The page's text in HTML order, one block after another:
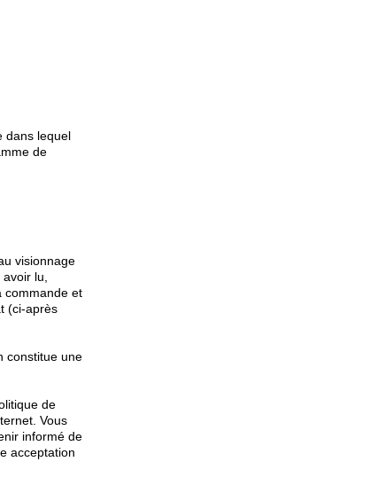
dans lequel
de
visionnage
lu,
commande et
(ci-après
constitue une
de
Vous
informé de
acceptation